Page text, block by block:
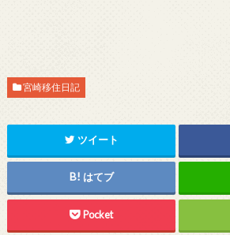
宮崎移住日記
ツイート
はてブ
Pocket